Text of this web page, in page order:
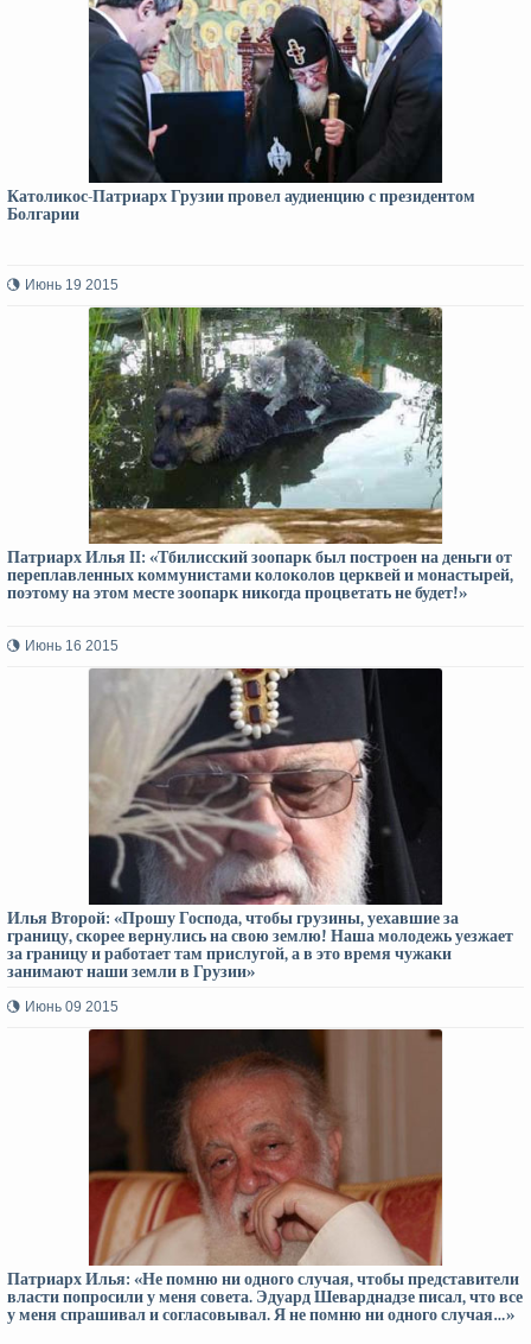
Католикос-Патриарх Грузии провел аудиенцию с президентом
Болгарии
Июнь 19 2015
Патриарх Илья II: «Тбилисский зоопарк был построен на деньги от
переплавленных коммунистами колоколов церквей и монастырей,
поэтому на этом месте зоопарк никогда процветать не будет!»
Июнь 16 2015
Илья Второй: «Прошу Господа, чтобы грузины, уехавшие за
границу, скорее вернулись на свою землю! Наша молодежь уезжает
за границу и работает там прислугой, а в это время чужаки
занимают наши земли в Грузии»
Июнь 09 2015
Патриарх Илья: «Не помню ни одного случая, чтобы представители
власти попросили у меня совета. Эдуард Шеварднадзе писал, что все
у меня спрашивал и согласовывал. Я не помню ни одного случая…»